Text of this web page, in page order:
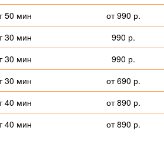
50 мин
от 990 р.
30 мин
990 р.
30 мин
990 р.
30 мин
от 690 р.
40 мин
от 890 р.
40 мин от 890 р.